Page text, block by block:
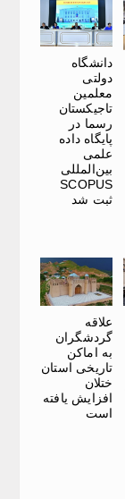
دانشگاه
دولتی
معلمین
تاجیکستان
رسما در
پایگاه داده
علمی
بین‌المللی
SCOPUS
ثبت شد
علاقه
گردشگران
به اماکن
تاریخی استان
ختلان
افزایش یافته
است